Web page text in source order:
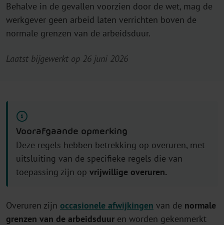
Behalve in de gevallen voorzien door de wet, mag de
werkgever geen arbeid laten verrichten boven de
normale grenzen van de arbeidsduur.
Laatst bijgewerkt op 26 juni 2026
Voorafgaande opmerking
Deze regels hebben betrekking op overuren, met
uitsluiting van de specifieke regels die van
toepassing zijn op vrijwillige overuren.
Overuren zijn occasionele afwijkingen van de normale
grenzen van de arbeidsduur en worden gekenmerkt